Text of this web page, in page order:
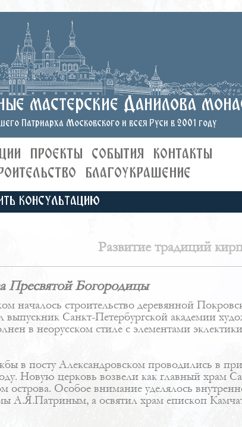
мастерские Данилова
Патриарха Московского и всея Руси в 2001 году
ПРОЕКТЫ СОБЫТИЯ
КОНТАКТЫ
БЛАГОУКРАШЕНИЕ
КОНСУЛЬТАЦИЮ
Развитие традиций
Пресвятой Богородицы
началось строительство деревянной
выпускник Санкт-Петербургской академии
в неорусском стиле с элементами
в посту Александровском проводились в
Новую церковь возвели как главный храм
Особое внимание уделялось
А.Я.Патриным, а освятил храм епископ